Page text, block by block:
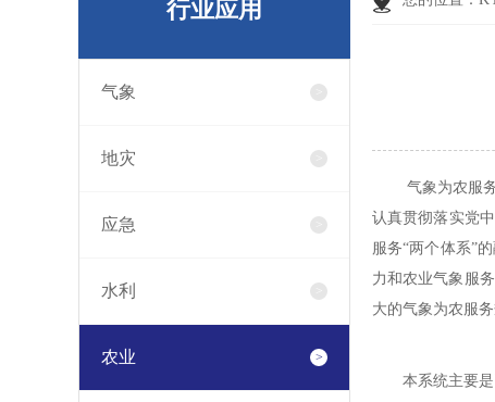
行业应用
气象
地灾
应急
水利
农业
气象为农服
认真贯彻落实党
服务“两个体系”的
力和农业气象服
大的气象为农服
本系统主要